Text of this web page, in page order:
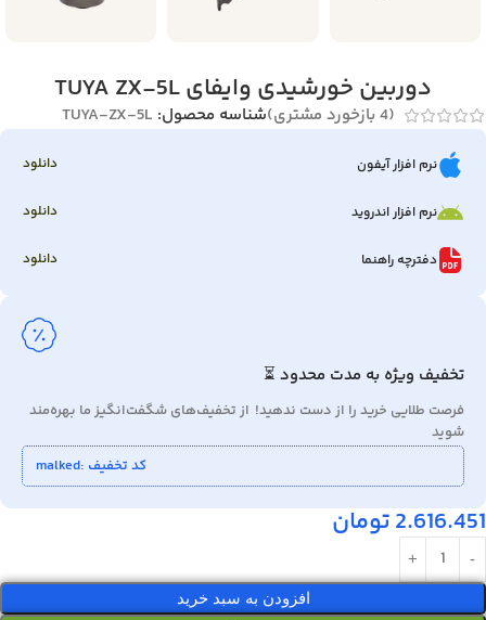
دوربین خورشیدی وایفای TUYA ZX-5L
(
4 بازخورد مشتری)شناسه محصول: TUYA-ZX-5L
نرم افزار آیفون دانلود
نرم افزار اندروید دانلود
دفترچه راهنما دانلود
تخفیف ویژه به مدت محدود ⏳
فرصت طلایی خرید را از دست ندهید! از تخفیف‌های شگفت‌انگیز ما بهره‌مند
شوید
کد تخفیف :malked
2.616.451تومان
افزودن به سبد خرید